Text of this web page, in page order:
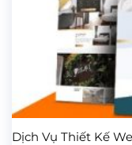
Dịch Vụ Thiết Kế